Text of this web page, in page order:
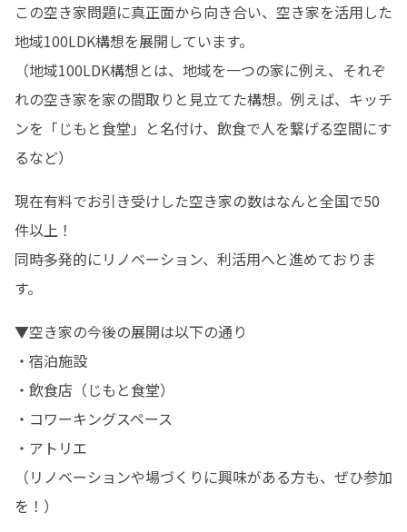
この空き家問題に真正面から向き合い、空き家を活用した
地域100LDK構想を展開しています。
（地域100LDK構想とは、地域を一つの家に例え、それぞ
れの空き家を家の間取りと見立てた構想。例えば、キッチ
ンを「じもと食堂」と名付け、飲食で人を繋げる空間にす
るなど）
現在有料でお引き受けした空き家の数はなんと全国で50
件以上！
同時多発的にリノベーション、利活用へと進めておりま
す。
▼空き家の今後の展開は以下の通り
・宿泊施設
・飲食店（じもと食堂）
・コワーキングスペース
・アトリエ
（リノベーションや場づくりに興味がある方も、ぜひ参加
を！）